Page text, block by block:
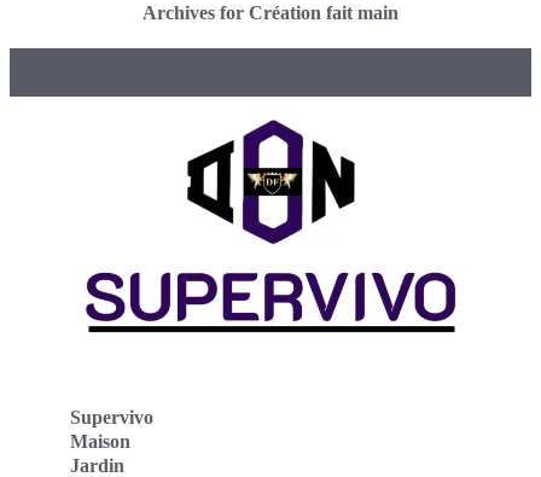
Archives for Création fait main
Supervivo
Maison
Jardin